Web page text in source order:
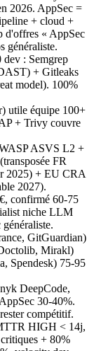
2026. AppSec =
+ cloud +
d'offres « AppSec
généraliste.
: Semgrep
+ Gitleaks
model). 100%
utile équipe 100+
+ Trivy couvre
ASVS L2 +
FR
2025) + EU CRA
2027).
confirmé 60-75
niche LLM
GitGuardian)
Mirakl)
Spendesk) 75-95
DeepCode,
30-40%.
compétitif.
HIGH < 14j,
+ 80%